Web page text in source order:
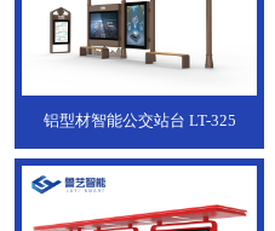
铝型材智能公交站台 LT-325